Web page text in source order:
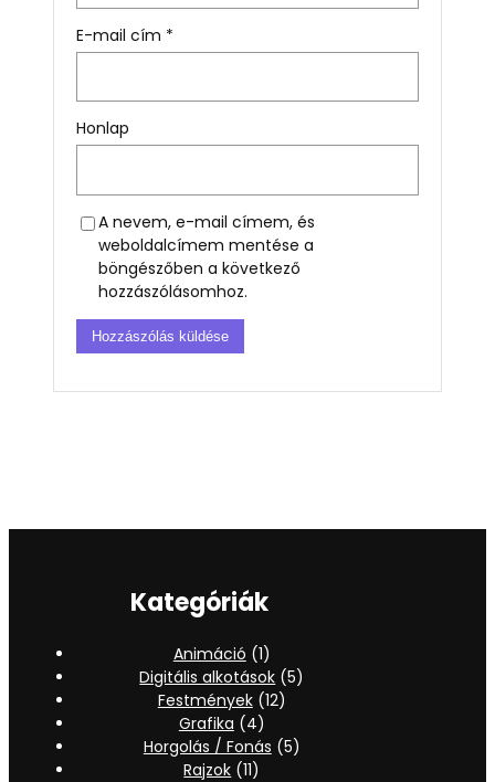
E-mail cím *
Honlap
A nevem, e-mail címem, és
weboldalcímem mentése a
böngészőben a következő
hozzászólásomhoz.
Kategóriák
Animáció (1)
Digitális alkotások (5)
Festmények(12)
Grafika (4)
Horgolás / Fonás (5)
Rajzok (11)